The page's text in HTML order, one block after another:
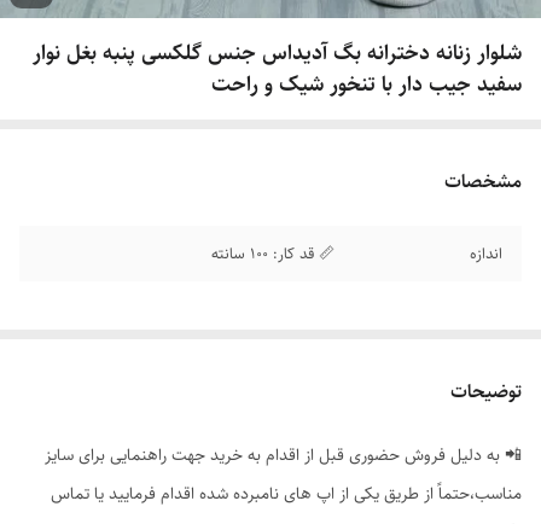
شلوار زنانه دخترانه بگ آدیداس جنس گلکسی پنبه بغل نوار
سفید جیب دار با تنخور شیک و راحت
مشخصات
اندازه 📏 قد کار: 100 سانته
توضیحات
📲 به دلیل فروش حضوری قبل از اقدام به خرید جهت راهنمایی برای سایز
مناسب،حتماً از طریق یکی از اپ های نامبرده شده اقدام فرمایید یا تماس